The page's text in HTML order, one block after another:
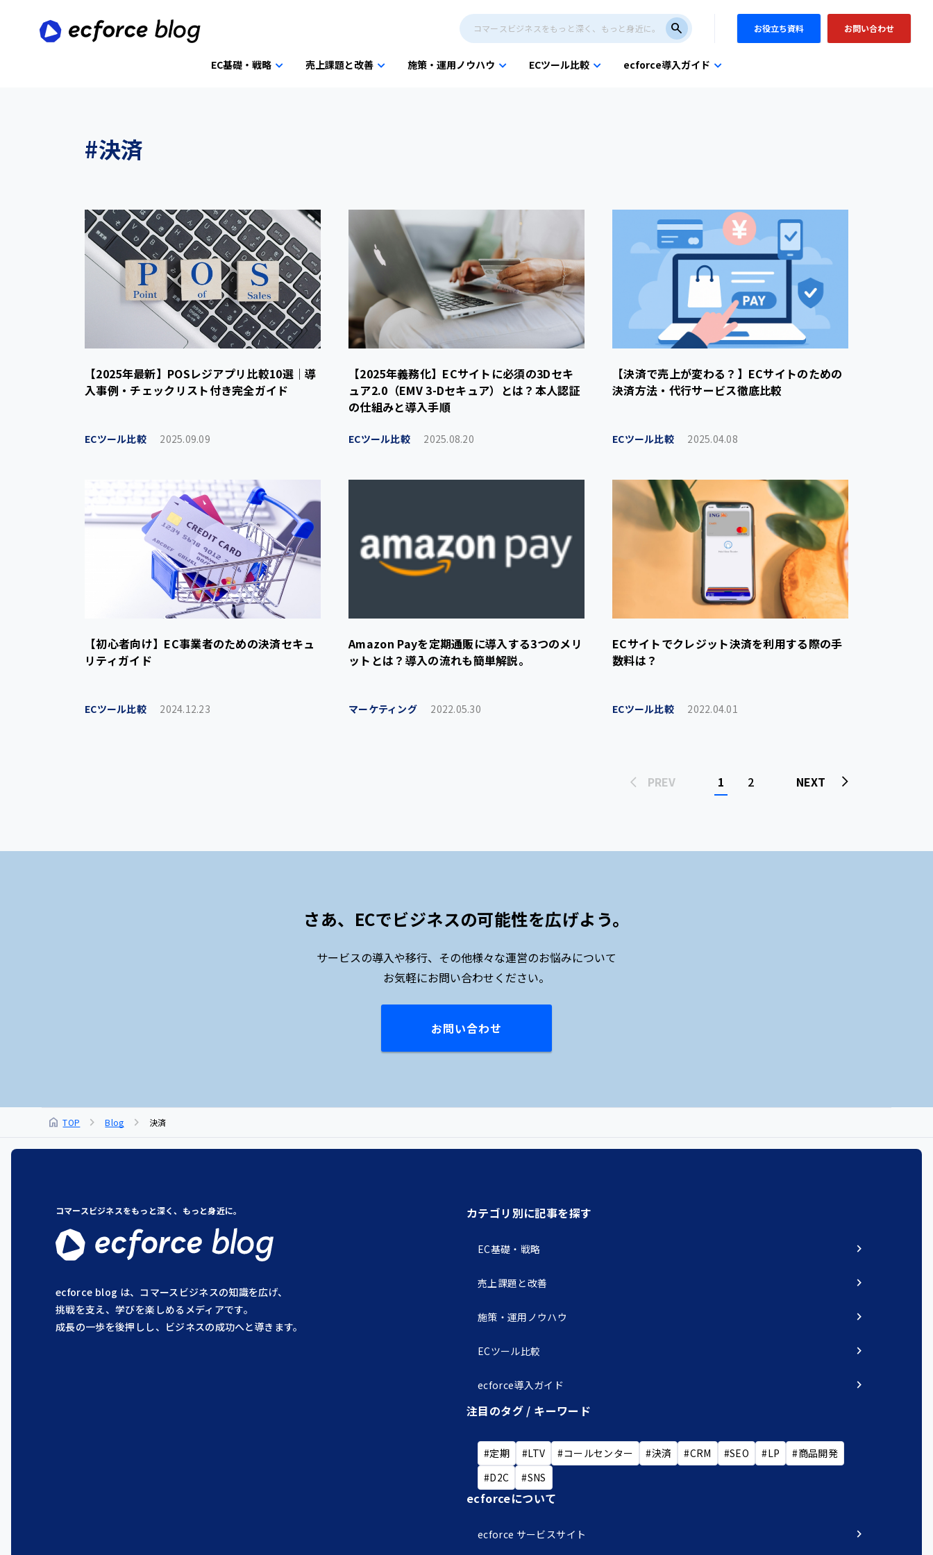
search お役立ち資料 お問い合わせ
EC基礎・戦略 売上課題と改善 施策・運用ノウハウ ECツール比較 ecforce導入ガイド
#決済
【2025年最新】POSレジアプリ比較10選｜導
入事例・チェックリスト付き完全ガイド
ECツール比較 2025.09.09
【2025年義務化】ECサイトに必須の3Dセキ
ュア2.0（EMV 3-Dセキュア）とは？本人認証
の仕組みと導入手順
ECツール比較 2025.08.20
【決済で売上が変わる？】ECサイトのための
決済方法・代行サービス徹底比較
ECツール比較 2025.04.08
【初心者向け】EC事業者のための決済セキュ
リティガイド
ECツール比較 2024.12.23
Amazon Payを定期通販に導入する3つのメリ
ットとは？導入の流れも簡単解説。
マーケティング 2022.05.30
ECサイトでクレジット決済を利用する際の手
数料は？
ECツール比較 2022.04.01
PREV 1 2 NEXT
さあ、ECでビジネスの可能性を広げよう。
サービスの導入や移行、その他様々な運営のお悩みについて
お気軽にお問い合わせください。
お問い合わせ
home TOP chevron_right Blog chevron_right 決済
コマースビジネスをもっと深く、もっと身近に。
ecforce blog は、コマースビジネスの知識を広げ、
挑戦を支え、学びを楽しめるメディアです。
成長の一歩を後押しし、ビジネスの成功へと導きます。
カテゴリ別に記事を探す
EC基礎・戦略 chevron_right
売上課題と改善 chevron_right
施策・運用ノウハウ chevron_right
ECツール比較 chevron_right
ecforce導入ガイド
chevron_right
注目のタグ / キーワード
#定期 #LTV #コールセンター #決済 #CRM #SEO #LP
#商品開発
#D2C
#SNS
ecforceについて
ecforce サービスサイト chevron_right